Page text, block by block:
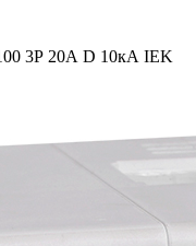
3Р 20А D 10кА IEK